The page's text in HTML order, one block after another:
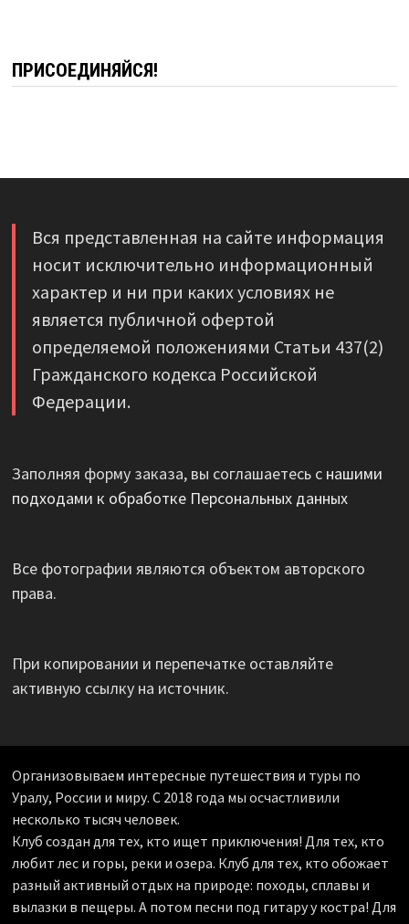
ПРИСОЕДИНЯЙСЯ!
Вся представленная на сайте информация
носит исключительно информационный
характер и ни при каких условиях не
является публичной офертой
определяемой положениями Статьи 437(2)
Гражданского кодекса Российской
Федерации.
Заполняя форму заказа, вы соглашаетесь с нашими
подходами к обработке Персональных данных
Все фотографии являются объектом авторского
права.
При копировании и перепечатке оставляйте
активную ссылку на источник.
Организовываем интересные путешествия и туры по
Уралу, России и миру. С 2018 года мы осчастливили
несколько тысяч человек.
Клуб создан для тех, кто ищет приключения! Для тех, кто
любит лес и горы, реки и озера. Клуб для тех, кто обожает
разный активный отдых на природе: походы, сплавы и
вылазки в пещеры. А потом песни под гитару у костра! Для